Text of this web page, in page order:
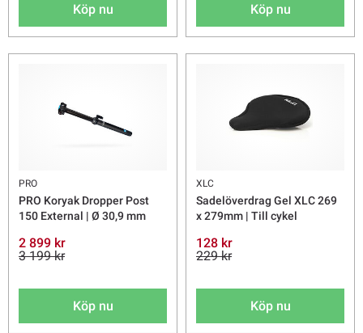
Köp nu Köp nu
PRO
PRO Koryak Dropper Post
150 External | Ø 30,9 mm
2 899 kr
3 199 kr
Köp nu
XLC
Sadelöverdrag Gel XLC 269
x 279mm | Till cykel
128 kr
229 kr
Köp nu